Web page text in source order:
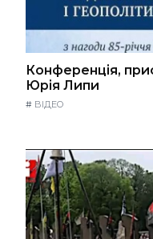
Конференція,
Юрія Липи
# ВІДЕО